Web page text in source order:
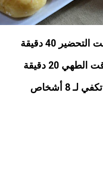
40 دقيقة
الطهي 20 دقيقة
تكفي لـ 8 أشخاص